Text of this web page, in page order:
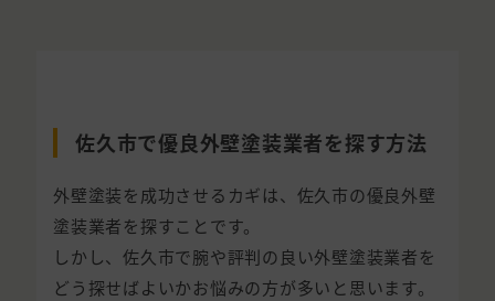
佐久市で優良外壁塗装業者を探す方法
外壁塗装を成功させるカギは、佐久市の優良外壁
塗装業者を探すことです。
しかし、佐久市で腕や評判の良い外壁塗装業者を
どう探せばよいかお悩みの方が多いと思います。